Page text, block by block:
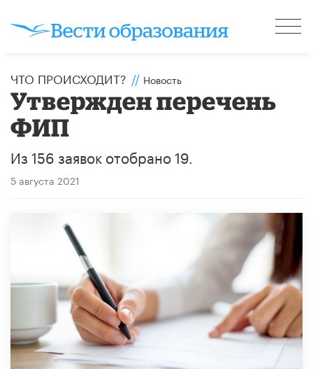
ЧТО ПРОИСХОДИТ? // Новость
Утвержден перечень
ФИП
Из 156 заявок отобрано 19.
5 августа 2021